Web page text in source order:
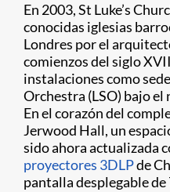
En 2003, St Luke’s
conocidas iglesias
Londres por el
comienzos del siglo
instalaciones como
Orchestra (LSO) bajo el
En el corazón del
Jerwood Hall, un
sido ahora actualizada
proyectores 3DLPde
pantalla desplegable de